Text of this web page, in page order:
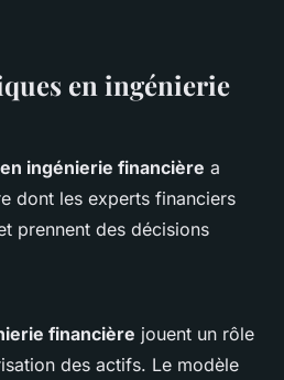
en ingénierie
ingénierie financière a
dont les experts financiers
prennent des décisions
financière jouent un rôle
des actifs. Le modèle